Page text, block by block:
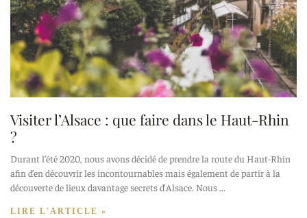
Visiter l’Alsace : que faire dans le Haut-Rhin
?
Durant l’été 2020, nous avons décidé de prendre la route du Haut-Rhin
afin d’en découvrir les incontournables mais également de partir à la
découverte de lieux davantage secrets d’Alsace. Nous
LIRE L'ARTICLE »